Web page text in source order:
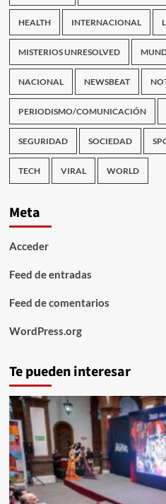
HEALTH INTERNACIONAL
MISTERIOS UNRESOLVED
NACIONAL NEWSBEAT
PERIODISMO/COMUNICACIÓN
SEGURIDAD SOCIEDAD
TECH VIRAL WORLD
Meta
Acceder
Feed de entradas
Feed de comentarios
WordPress.org
Te pueden interesar